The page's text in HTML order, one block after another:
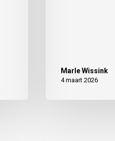
Marle Wissink
4 maart 2026